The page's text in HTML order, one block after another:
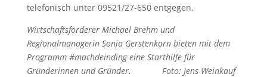
telefonisch unter 09521/27-650 entgegen.
Wirtschaftsförderer Michael Brehm und
Regionalmanagerin Sonja Gerstenkorn bieten mit dem
Programm #machdeinding eine Starthilfe für
Gründerinnen und Gründer.
Foto: Jens Weinkauf